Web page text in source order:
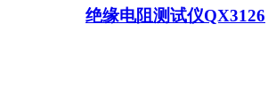
绝缘电阻测试仪QX3126